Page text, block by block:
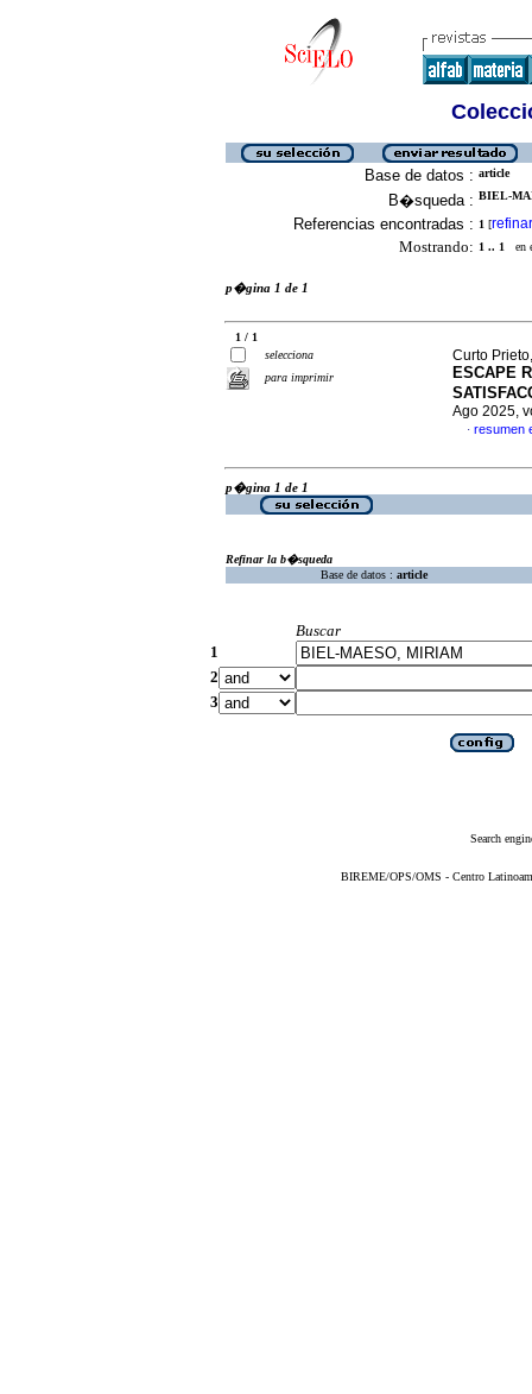
Base de datos : article
B�squeda : BIEL-
Referencias encontradas : 1 [refinar
Mostrando: 1 .. 1 en
p�gina 1 de 1
1 / 1
selecciona
para imprimir
Curto
ESCAPE
Ago 2025,
· resumen
p�gina 1 de 1
Refinar la b�squeda
Base de datos : article
Buscar
1
2
3
Search
BIREME/OPS/OMS - Centro